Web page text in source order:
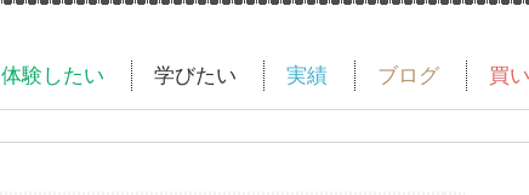
体験したい 学びたい 実績 ブログ 買